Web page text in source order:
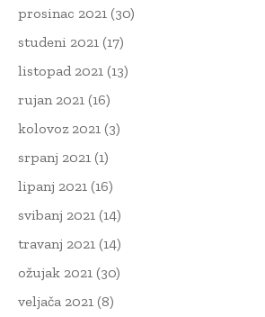
prosinac 2021 (30)
studeni 2021 (17)
listopad 2021 (13)
rujan 2021 (16)
kolovoz 2021 (3)
srpanj 2021 (1)
lipanj 2021 (16)
svibanj 2021 (14)
travanj 2021 (14)
ožujak 2021 (30)
veljača 2021 (8)